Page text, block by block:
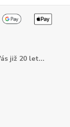
již 20 let...